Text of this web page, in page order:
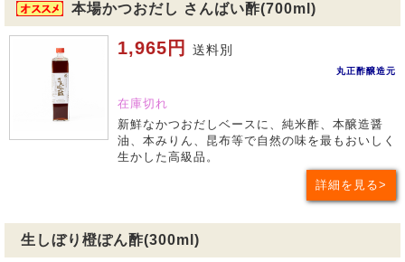
本場かつおだし さんばい酢(700ml)
1,965円 送料別
丸正酢醸造元
在庫切れ
新鮮なかつおだしベースに、純米酢、本醸造醤
油、本みりん、昆布等で自然の味を最もおいしく
生かした高級品。
詳細を見る
生しぼり橙ぽん酢(300ml)